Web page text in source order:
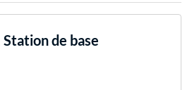
de base